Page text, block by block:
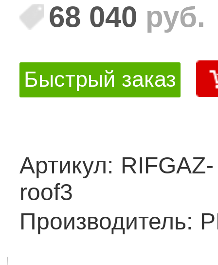
68 040 руб.
Быстрый заказ
Артикул: RIFGAZ-
roof3
Производитель: